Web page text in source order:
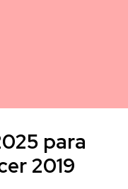
para
2019